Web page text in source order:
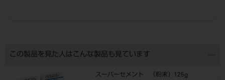
この製品を見た人はこんな製品も見ています
スーパーセメント （粉末）125g